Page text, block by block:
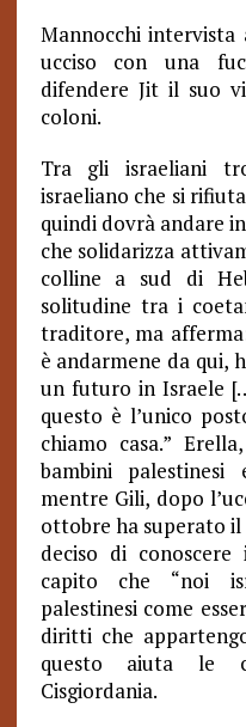
Mannocchi intervista
ucciso con una
difendere Jit il suo
coloni.
Tra gli israeliani
israeliano che si
quindi dovrà andare
che solidarizza
colline a sud di
solitudine tra i
traditore, ma
è andarmene da qui,
un futuro in Israele
questo è l’unico
chiamo casa.”
bambini palestinesi
mentre Gili, dopo
ottobre ha superato
deciso di
capito che “noi
palestinesi come
diritti che
questo aiuta le
Cisgiordania.